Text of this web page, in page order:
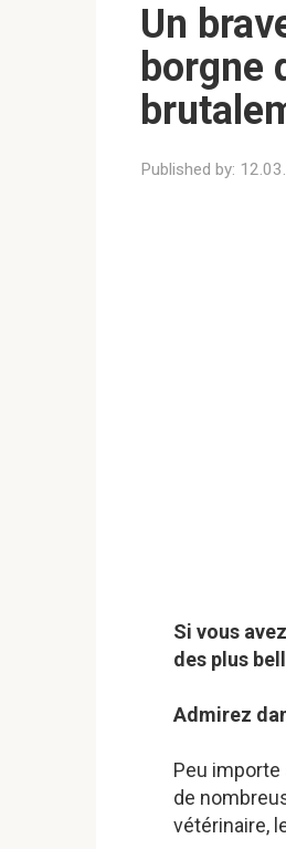
Un
borgne
Published by:
Si vous
des plus
Admirez
Peu importe
de
vétérinaire,